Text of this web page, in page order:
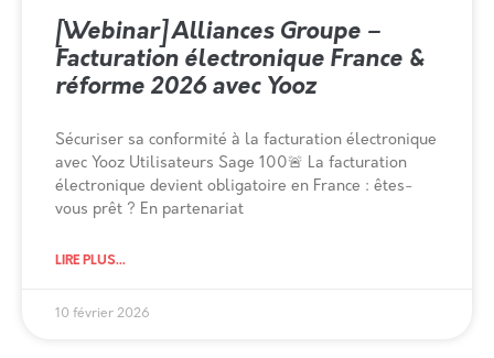
[Webinar] Alliances Groupe –
Facturation électronique France &
réforme 2026 avec Yooz
Sécuriser sa conformité à la facturation électronique
avec Yooz Utilisateurs Sage 100🚨 La facturation
électronique devient obligatoire en France : êtes-
vous prêt ? En partenariat
LIRE PLUS...
10 février 2026